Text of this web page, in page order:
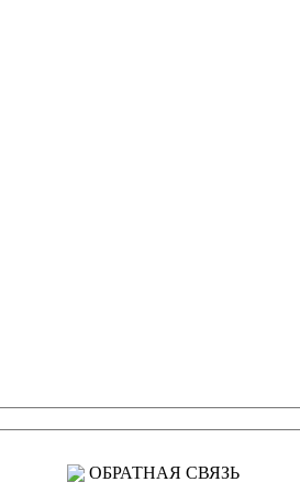
ОБРАТНАЯ СВЯЗЬ